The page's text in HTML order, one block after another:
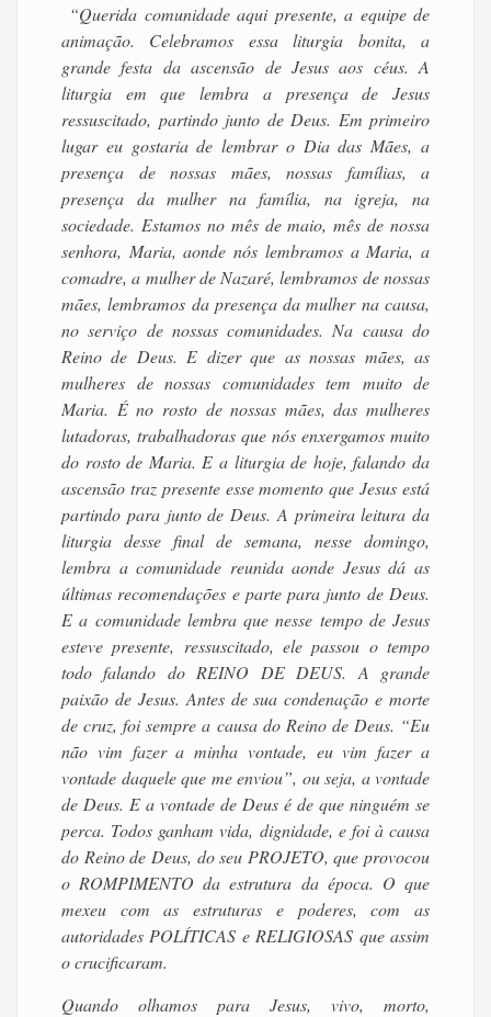
“Querida comunidade aqui presente, a equipe de
animação. Celebramos essa liturgia bonita, a
grande festa da ascensão de Jesus aos céus. A
liturgia em que lembra a presença de Jesus
ressuscitado, partindo junto de Deus. Em primeiro
lugar eu gostaria de lembrar o Dia das Mães, a
presença de nossas mães, nossas famílias, a
presença da mulher na família, na igreja, na
sociedade. Estamos no mês de maio, mês de nossa
senhora, Maria, aonde nós lembramos a Maria, a
comadre, a mulher de Nazaré, lembramos de nossas
mães, lembramos da presença da mulher na causa,
no serviço de nossas comunidades. Na causa do
Reino de Deus. E dizer que as nossas mães, as
mulheres de nossas comunidades tem muito de
Maria. É no rosto de nossas mães, das mulheres
lutadoras, trabalhadoras que nós enxergamos muito
do rosto de Maria. E a liturgia de hoje, falando da
ascensão traz presente esse momento que Jesus está
partindo para junto de Deus. A primeira leitura da
liturgia desse final de semana, nesse domingo,
lembra a comunidade reunida aonde Jesus dá as
últimas recomendações e parte para junto de Deus.
E a comunidade lembra que nesse tempo de Jesus
esteve presente, ressuscitado, ele passou o tempo
todo falando do REINO DE DEUS. A grande
paixão de Jesus. Antes de sua condenação e morte
de cruz, foi sempre a causa do Reino de Deus. “Eu
não vim fazer a minha vontade, eu vim fazer a
vontade daquele que me enviou”, ou seja, a vontade
de Deus. E a vontade de Deus é de que ninguém se
perca. Todos ganham vida, dignidade, e foi à causa
do Reino de Deus, do seu PROJETO, que provocou
o ROMPIMENTO da estrutura da época. O que
mexeu com as estruturas e poderes, com as
autoridades POLÍTICAS e RELIGIOSAS que assim
o crucificaram.
Quando olhamos para Jesus, vivo, morto,